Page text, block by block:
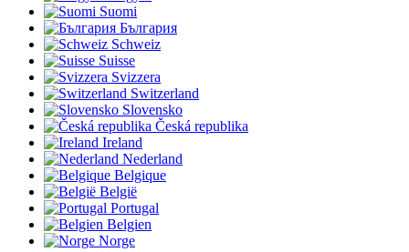
Suomi
България
Schweiz
Suisse
Svizzera
Switzerland
Slovensko
Česká republika
Ireland
Nederland
Belgique
België
Portugal
Belgien
Norge